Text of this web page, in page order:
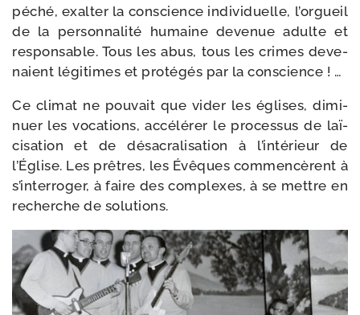
péché, exal­ter la conscience indi­vi­duelle, l’orgueil
de la per­son­na­li­té humaine deve­nue adulte et
res­pon­sable. Tous les abus, tous les crimes deve­
naient légi­times et pro­té­gés par la conscience ! …
Ce cli­mat ne pou­vait que vider les églises, dimi­
nuer les voca­tions, accé­lé­rer le pro­ces­sus de laï­
ci­sa­tion et de désa­cra­li­sa­tion à l’intérieur de
l’Église. Les prêtres, les Évêques com­men­cèrent à
s’interroger, à faire des com­plexes, à se mettre en
recherche de solutions.